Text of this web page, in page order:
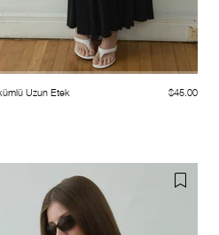
Uzun Etek $45.00